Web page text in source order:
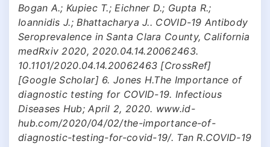
Bogan A.; Kupiec T.; Eichner D.; Gupta R.;
Ioannidis J.; Bhattacharya J.. COVID-19 Antibody
Seroprevalence in Santa Clara County, California
medRxiv 2020, 2020.04.14.20062463.
10.1101/2020.04.14.20062463 [CrossRef]
[Google Scholar] 6. Jones H.The Importance of
diagnostic testing for COVID-19. Infectious
Diseases Hub; April 2, 2020. www.id-
hub.com/2020/04/02/the-importance-of-
diagnostic-testing-for-covid-19/. Tan R.COVID-19